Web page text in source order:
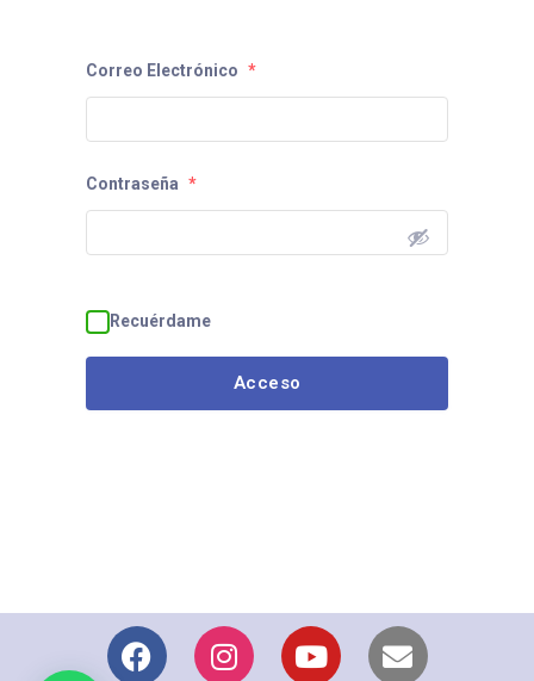
Correo Electrónico *
Contraseña *
Recuérdame
Acceso